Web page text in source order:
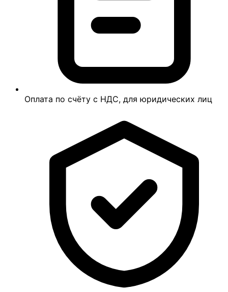
Оплата по счёту с НДС, для юридических лиц